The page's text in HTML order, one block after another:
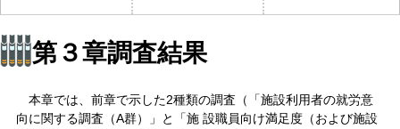
第３章調査結果
本章では、前章で示した2種類の調査（「施設利用者の就労意
向に関する調査（A群）」と「施 設職員向け満足度（および施設